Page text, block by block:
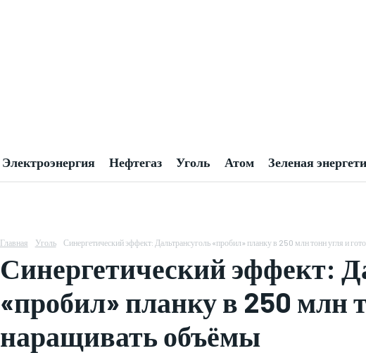
Электроэнергия Нефтегаз Уголь Атом Зеленая
Главная Уголь Синергетический эффект: Дальтрансуголь «пробил» планку в 250 млн тонн угля и
Синергетический эффект:
«пробил» планку в 250 млн
наращивать объёмы